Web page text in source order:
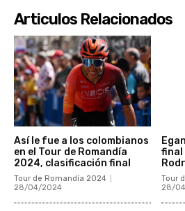
Articulos Relacionados
Así le fue a los colombianos
en el Tour de Romandía
2024, clasificación final
Tour de Romandía 2024
28/04/2024
final
Tour
28/